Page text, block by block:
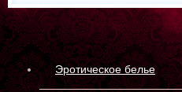
Эротическое белье